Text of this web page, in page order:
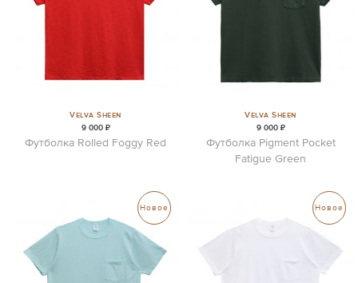
Velva Sheen
9 000 ₽
Футболка Rolled Foggy Red
Velva Sheen
9 000 ₽
Футболка Pigment Pocket
Fatigue Green
Новое Новое